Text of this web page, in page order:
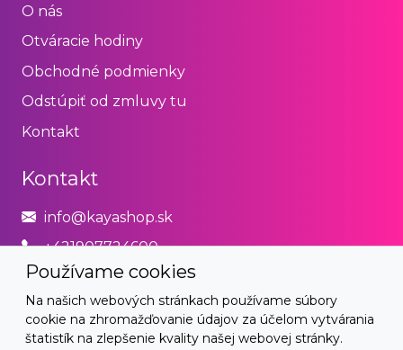
Používame cookies
Na našich webových stránkach používame súbory
cookie na zhromažďovanie údajov za účelom vytvárania
štatistík na zlepšenie kvality našej webovej stránky.
O nás
Otváracie hodiny
Obchodné podmienky
Odstúpiť od zmluvy tu
Kontakt
Kontakt
info@kayashop.sk
+421907724600
Právne
Obchodné podmienky